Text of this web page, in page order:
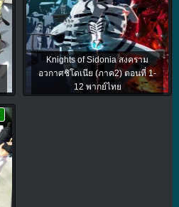
Knights of Sidonia สงคราม
อวกาศชิโดเนีย (ภาค2) ตอนที่ 1-
12 พากย์ไทย